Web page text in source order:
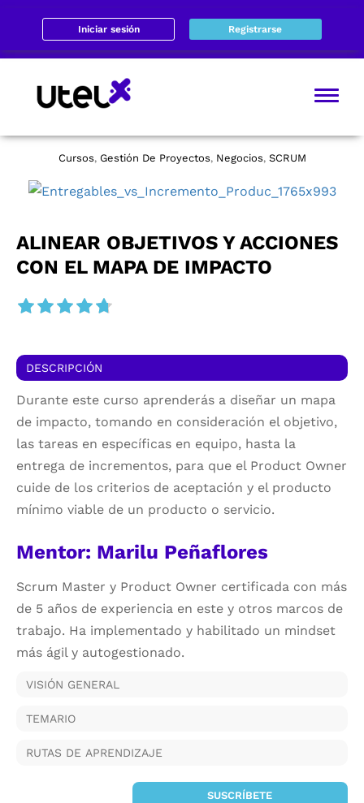
Iniciar sesión Registrarse
Cursos, Gestión De Proyectos, Negocios, SCRUM
ALINEAR OBJETIVOS Y ACCIONES
CON EL MAPA DE IMPACTO
DESCRIPCIÓN
Durante este curso aprenderás a diseñar un mapa
de impacto, tomando en consideración el objetivo,
las tareas en específicas en equipo, hasta la
entrega de incrementos, para que el Product Owner
cuide de los criterios de aceptación y el producto
mínimo viable de un producto o servicio.
Mentor: Marilu Peñaflores
Scrum Master y Product Owner certificada con más
de 5 años de experiencia en este y otros marcos de
trabajo. Ha implementado y habilitado un mindset
más ágil y autogestionado.
VISIÓN GENERAL
TEMARIO
RUTAS DE APRENDIZAJE
SUSCRÍBETE